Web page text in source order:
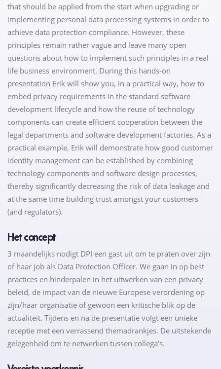
that should be applied from the start when upgrading or
implementing personal data processing systems in order to
achieve data protection compliance. However, these
principles remain rather vague and leave many open
questions about how to implement such principles in a real
life business environment. During this hands-on
presentation Erik will show you, in a practical way, how to
embed privacy requirements in the standard software
development lifecycle and how the reuse of technology
components can create efficient cooperation between the
legal departments and software development factories. As a
practical example, Erik will demonstrate how good customer
identity management can be established by combining
technology components and software design processes,
thereby significantly decreasing the risk of data leakage and
at the same time building trust amongst your customers
(and regulators).
Het concept
3 maandelijks nodigt DPI een gast uit om te praten over zijn
of haar job als Data Protection Officer. We gaan in op best
practices en hinderpalen in het uitwerken van een privacy
beleid, de impact van de nieuwe Europese verordening op
zijn/haar organisatie of gewoon een kritische blik op de
actualiteit. Tijdens en na de presentatie volgt een unieke
receptie met een verrassend themadrankjes. De uitstekende
gelegenheid om te netwerken tussen collega’s.